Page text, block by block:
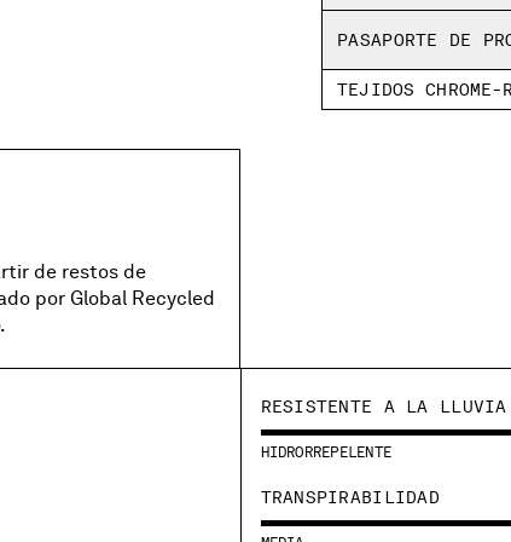
PASAPORTE DE
TEJIDOS CHROME-R
de restos de
por Global Recycled
RESISTENTE A LA LLUVIA
HIDRORREPELENTE
TRANSPIRABILIDAD